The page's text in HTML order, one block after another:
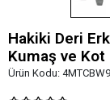
Hakiki Deri
Kumaş ve Kot
Ürün Kodu: